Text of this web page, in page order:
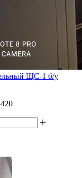
ЩС-1 б/у